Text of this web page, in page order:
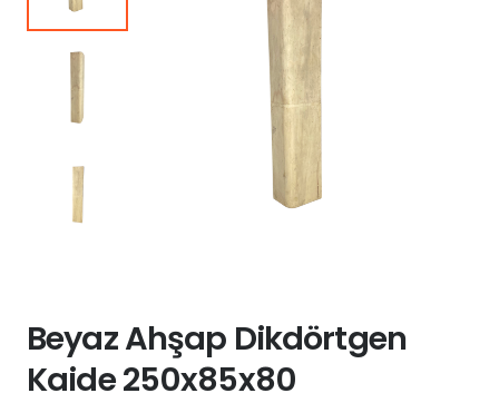
Beyaz Ahşap Dikdörtgen
Kaide 250x85x80